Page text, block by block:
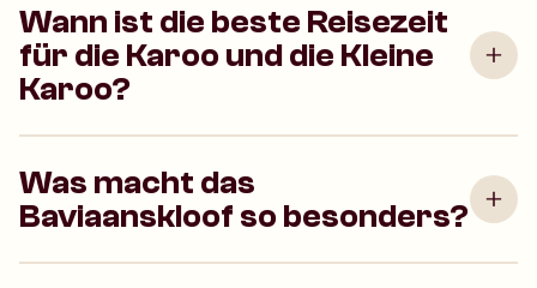
Wann ist die beste Reisezeit
für die Karoo und die Kleine
Karoo?
Was macht das
Baviaanskloof so besonders?